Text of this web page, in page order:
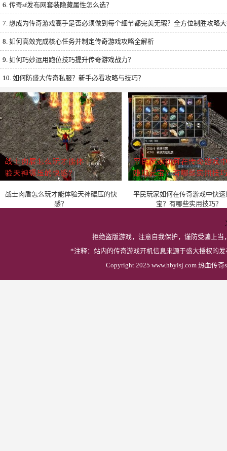
6. 传奇sf发布网套装隐藏属性怎么选？
7. 想成为传奇游戏高手是否必须做到每个细节都完美无瑕？全方位制胜攻略
8. 如何高效完成核心任务并制定传奇游戏攻略全解析
9. 如何巧妙运用跑位技巧提升传奇游戏战力？
10. 如何防盛大传奇私服？新手必看攻略与技巧？
战士肉盾怎么玩才能体验天神碾压的快
感？
平民玩家如何在传奇游戏中快速
宝？有哪些实用技巧？
拒绝盗版游戏，注意自我保护，谨防受骗上
*注释：站内的传奇游戏开机信息来源于盛大授权的
Copyright 2025 www.hbylsj.com 热血传